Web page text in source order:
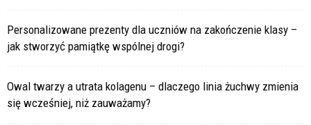
Personalizowane prezenty dla uczniów na zakończenie klasy –
jak stworzyć pamiątkę wspólnej drogi?
Owal twarzy a utrata kolagenu – dlaczego linia żuchwy zmienia
się wcześniej, niż zauważamy?